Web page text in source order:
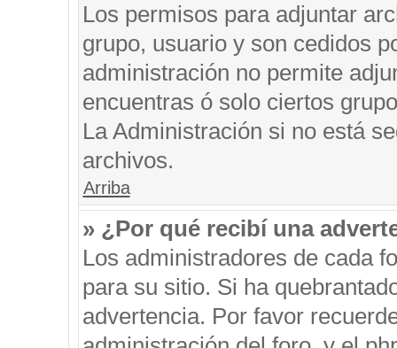
Los permisos para adjuntar
grupo, usuario y son cedidos
administración no permite
encuentras ó solo ciertos
La Administración si no está
archivos.
Arriba
» ¿Por qué recibí una
Los administradores de cada
para su sitio. Si ha
advertencia. Por favor